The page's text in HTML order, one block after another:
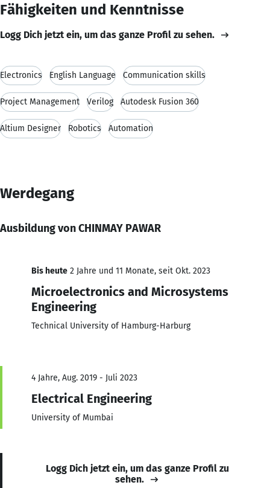
Fähigkeiten und Kenntnisse
Logg Dich jetzt ein, um das ganze Profil zu sehen.
Electronics English Language Communication skills
Project Management Verilog Autodesk Fusion 360
Altium Designer Robotics Automation
Werdegang
Ausbildung von CHINMAY PAWAR
Bis heute 2 Jahre und 11 Monate, seit Okt. 2023
Microelectronics and Microsystems
Engineering
Technical University of Hamburg-Harburg
4 Jahre, Aug. 2019 - Juli 2023
Electrical Engineering
University of Mumbai
Logg Dich jetzt ein, um das ganze Profil zu
sehen.